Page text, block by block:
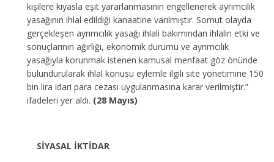
kişilere kıyasla eşit yararlanmasının engellenerek ayrımcılık
yasağının ihlal edildiği kanaatine varılmıştır. Somut olayda
gerçekleşen ayrımcılık yasağı ihlali bakımından ihlalin etki ve
sonuçlarının ağırlığı, ekonomik durumu ve ayrımcılık
yasağıyla korunmak istenen kamusal menfaat göz önünde
bulundurularak ihlal konusu eylemle ilgili site yönetimine 150
bin lira idari para cezası uygulanmasına karar verilmiştir.”
ifadeleri yer aldı. (28 Mayıs)
SİYASAL İKTİDAR